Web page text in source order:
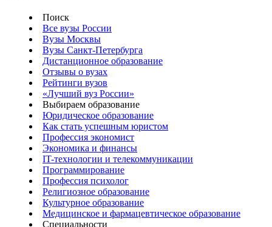
Поиск
Все вузы России
Вузы Москвы
Вузы Санкт-Петербурга
Дистанционное образование
Отзывы о вузах
Рейтинги вузов
«Лучший вуз России»
Выбираем образование
Юридическое образование
Как стать успешным юристом
Профессия экономист
Экономика и финансы
IT-технологии и телекоммуникации
Программирование
Профессия психолог
Религиозное образование
Культурное образование
Медицинское и фармацевтическое образование
Специальности